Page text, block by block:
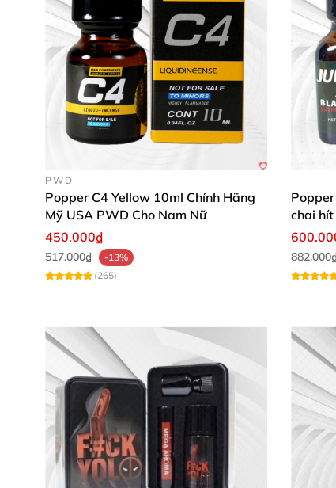
PWD
Popper C4 Yellow 10ml Chính Hãng
Mỹ USA PWD Cho Nam Nữ
450.000₫
517.000₫
-13%
(265)
chai